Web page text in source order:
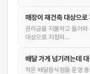
매장이 재건축 대상으
권리금을 지불하고 들어
대상으로 지정되…
배달 가게 넘기려는데
작은 배달음식점을 운영